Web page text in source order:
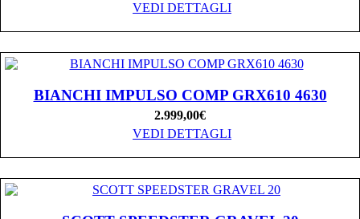
VEDI DETTAGLI
BIANCHI IMPULSO COMP GRX610 4630
2.999,00€
VEDI DETTAGLI